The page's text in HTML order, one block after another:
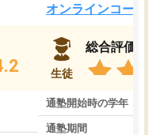
オンラインコース
生徒
総合評価
通塾開始時の学年
通塾期間